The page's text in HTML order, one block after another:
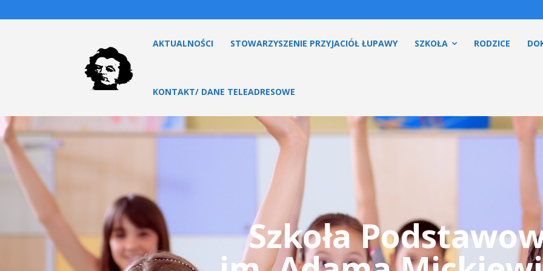
AKTUALNOŚCI STOWARZYSZENIE PRZYJACIÓŁ ŁUPAWY SZKOŁA RODZICE
KONTAKT/ DANE TELEADRESOWE
Szkoła